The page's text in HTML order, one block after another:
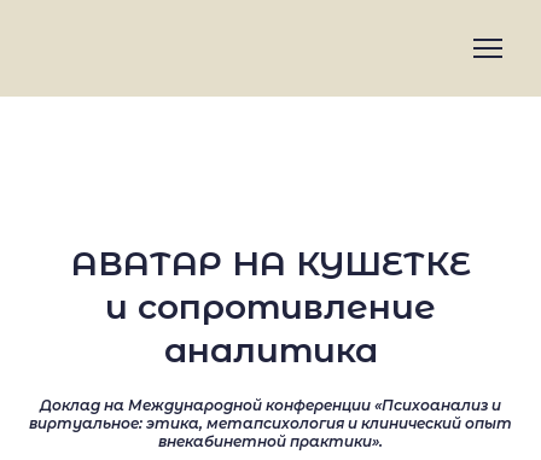
АВАТАР НА КУШЕТКЕ
и сопротивление
аналитика
Доклад на Международной конференции «Психоанализ и
виртуальное: этика, метапсихология и клинический опыт
внекабинетной практики».